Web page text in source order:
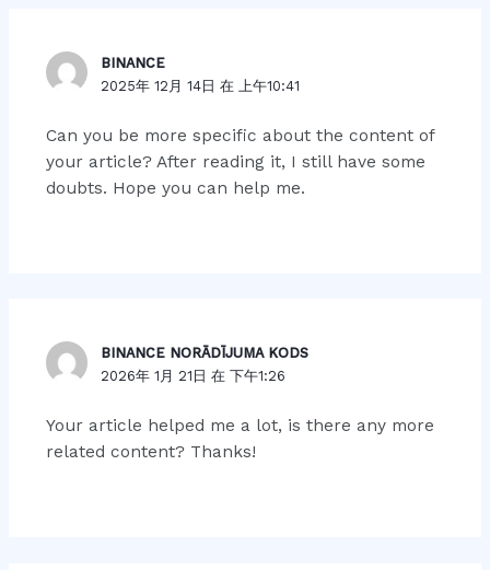
BINANCE
2025年 12月 14日 在 上午10:41
Can you be more specific about the content of
your article? After reading it, I still have some
doubts. Hope you can help me.
BINANCE NORĀDĪJUMA KODS
2026年 1月 21日 在 下午1:26
Your article helped me a lot, is there any more
related content? Thanks!